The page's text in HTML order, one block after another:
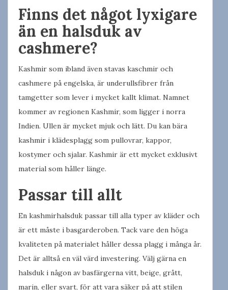
Finns det något lyxigare
än en halsduk av
cashmere?
Kashmir som ibland även stavas kaschmir och
cashmere på engelska, är underullsfibrer från
tamgetter som lever i mycket kallt klimat. Namnet
kommer av regionen Kashmir, som ligger i norra
Indien. Ullen är mycket mjuk och lätt. Du kan bära
kashmir i klädesplagg som pullovrar, kappor,
kostymer och sjalar. Kashmir är ett mycket exklusivt
material som håller länge.
Passar till allt
En kashmirhalsduk passar till alla typer av kläder och
är ett måste i basgarderoben. Tack vare den höga
kvaliteten på materialet håller dessa plagg i många år.
Det är alltså en väl värd investering. Välj gärna en
halsduk i någon av basfärgerna vitt, beige, grått,
marin, eller svart, för att vara säker på att stilen